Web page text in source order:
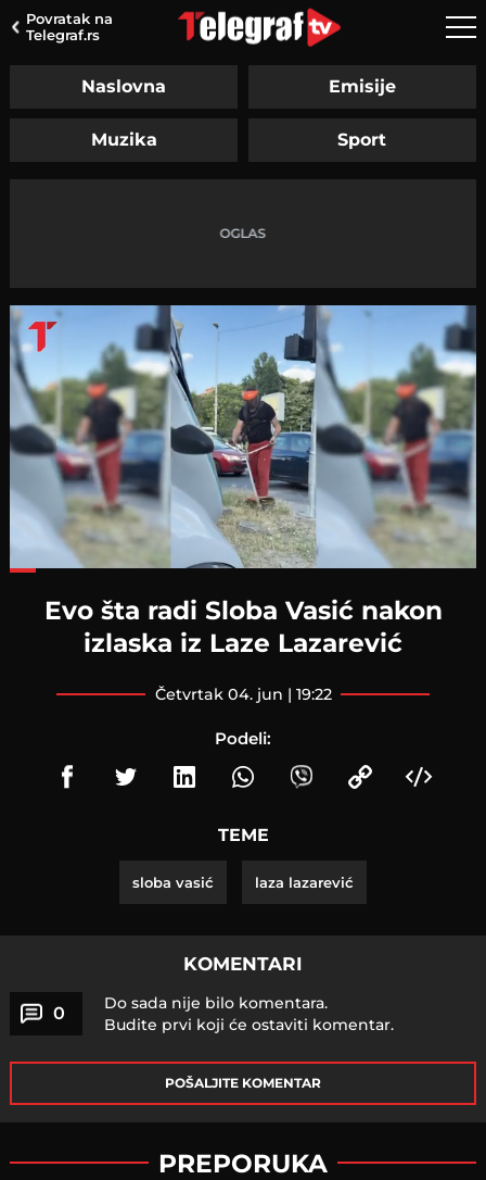
Povratak na
Telegraf.rs
Naslovna Emisije
Muzika Sport
Evo šta radi Sloba Vasić nakon
izlaska iz Laze Lazarević
četvrtak 04. jun | 19:22
Podeli:
TEME
sloba vasić laza lazarević
KOMENTARI
0
Do sada nije bilo komentara.
Budite prvi koji će ostaviti komentar.
POŠALJITE KOMENTAR
PREPORUKA